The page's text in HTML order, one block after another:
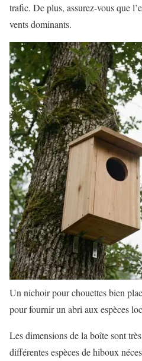
trafic. De plus, assurez-vous que
vents dominants.
Un nichoir pour chouettes bien
pour fournir un abri aux espèces
Les dimensions de la boîte sont
différentes espèces de hiboux